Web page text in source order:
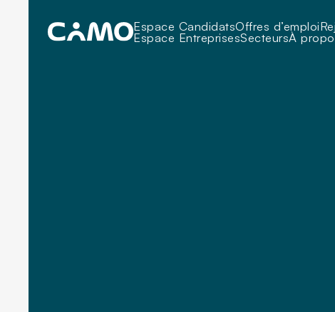
Espace CandidatsOffres d’emploi
Espace EntreprisesSecteursÀ